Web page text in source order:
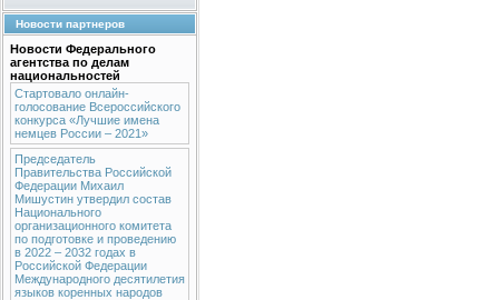
Новости партнеров
Новости Федерального
агентства по делам
национальностей
Стартовало онлайн-
голосование Всероссийского
конкурса «Лучшие имена
немцев России – 2021»
Председатель
Правительства Российской
Федерации Михаил
Мишустин утвердил состав
Национального
организационного комитета
по подготовке и проведению
в 2022 – 2032 годах в
Российской Федерации
Международного десятилетия
языков коренных народов